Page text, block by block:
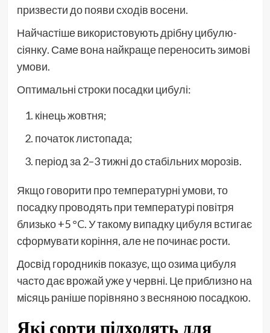
призвести до появи сходів восени.
Найчастіше використовують дрібну цибулю-
сіянку. Саме вона найкраще переносить зимові
умови.
Оптимальні строки посадки цибулі:
кінець жовтня;
початок листопада;
період за 2–3 тижні до стабільних морозів.
Якщо говорити про температурні умови, то
посадку проводять при температурі повітря
близько +5 °C. У такому випадку цибуля встигає
сформувати коріння, але не починає рости.
Досвід городників показує, що озима цибуля
часто дає врожай уже у червні. Це приблизно на
місяць раніше порівняно з весняною посадкою.
Які сорти підходять для